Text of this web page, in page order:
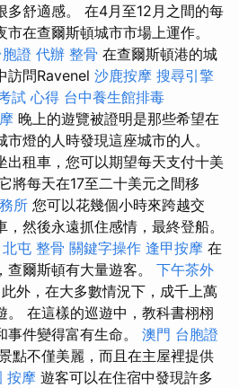
多舒適感。 在4月至12月之間的每
在查爾斯頓城市市場上運作。
胞證 代辦 整骨 在查爾斯頓港的城
訪問Ravenel 沙鹿按摩 搜尋引擎
試 心得 台中養生館排毒
晚上的遊覽被證明是那些希望在
燈的人時發現這座城市的人。
出租車，您可以期望每天支付十美
將每天在17至二十美元之間移
所 您可以花幾個小時來跨越交
然後永遠抓住感情，最終登船。
北屯 整骨 關鍵字操作 逢甲按摩 在
爾斯頓有大量遊客。 下午茶外
此外，在大多數情況下，成千上萬
。 在這樣的巡遊中，教科書栩栩
件變得富有生命。 澳門 台胞證
點不僅美麗，而且在主屋裡提供
按摩 遊客可以在住宿中發現許多